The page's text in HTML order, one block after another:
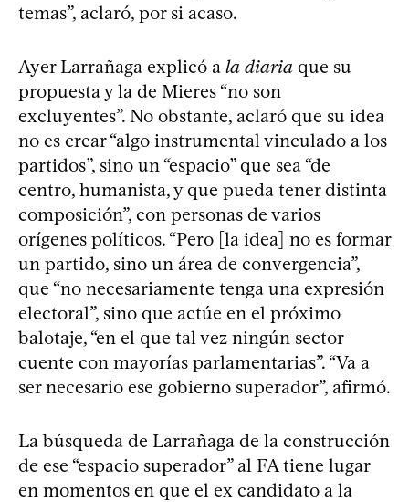
temas”, aclaró, por si acaso.
Ayer Larrañaga explicó a la diaria que su
propuesta y la de Mieres “no son
excluyentes”. No obstante, aclaró que su idea
no es crear “algo instrumental vinculado a los
partidos”, sino un “espacio” que sea “de
centro, humanista, y que pueda tener distinta
composición”, con personas de varios
orígenes políticos. “Pero [la idea] no es formar
un partido, sino un área de convergencia”,
que “no necesariamente tenga una expresión
electoral”, sino que actúe en el próximo
balotaje, “en el que tal vez ningún sector
cuente con mayorías parlamentarias”. “Va a
ser necesario ese gobierno superador”, afirmó.
La búsqueda de Larrañaga de la construcción
de ese “espacio superador” al FA tiene lugar
en momentos en que el ex candidato a la